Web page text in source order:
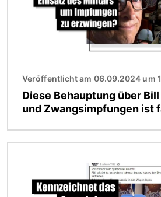
Veröffentlicht am 06.09.2024 um
Diese Behauptung über Bill
und Zwangsimpfungen ist